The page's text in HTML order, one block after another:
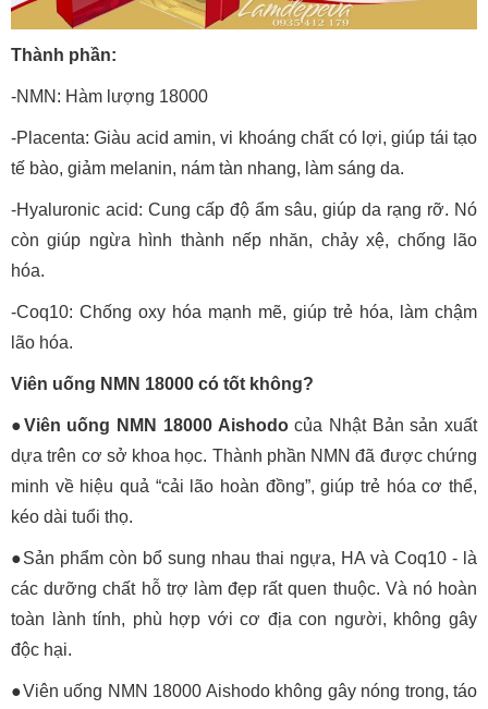
Thành phần:
-NMN: Hàm lượng 18000
-Placenta: Giàu acid amin, vi khoáng chất có lợi, giúp tái tạo
tế bào, giảm melanin, nám tàn nhang, làm sáng da.
-Hyaluronic acid: Cung cấp độ ẩm sâu, giúp da rạng rỡ. Nó
còn giúp ngừa hình thành nếp nhăn, chảy xệ, chống lão
hóa.
-Coq10: Chống oxy hóa mạnh mẽ, giúp trẻ hóa, làm chậm
lão hóa.
Viên uống NMN 18000 có tốt không?
●Viên uống NMN 18000 Aishodocủa Nhật Bản sản xuất
dựa trên cơ sở khoa học. Thành phần NMN đã được chứng
minh về hiệu quả “cải lão hoàn đồng”, giúp trẻ hóa cơ thể,
kéo dài tuổi thọ.
●Sản phẩm còn bổ sung nhau thai ngựa, HA và Coq10 - là
các dưỡng chất hỗ trợ làm đẹp rất quen thuộc. Và nó hoàn
toàn lành tính, phù hợp với cơ địa con người, không gây
độc hại.
●Viên uống NMN 18000 Aishodo không gây nóng trong, táo